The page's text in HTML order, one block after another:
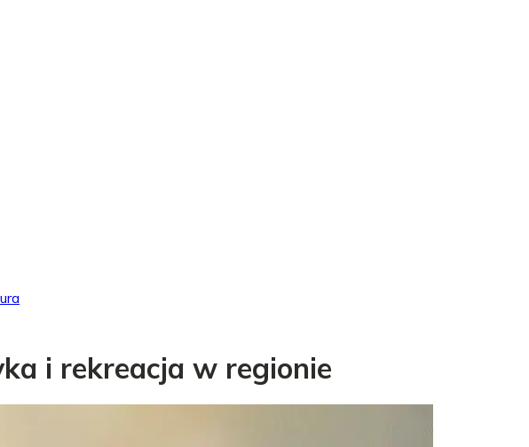
i rekreacja w regionie